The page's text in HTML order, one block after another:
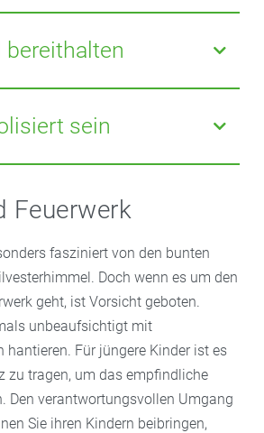
sollten Sie keinesfalls noch
Sie diese im
Regung zu sehen, kippen Sie
Wasser darüber und
Grund für die Fehlzündung
geeignetes Löschmittel wie einen
oder einen Feuerlöscher in
sein
und Feuerwerk verträgt sich
Feuerwerk
fasziniert von den bunten
Doch wenn es um den
geht, ist Vorsicht geboten.
unbeaufsichtigt mit
hantieren. Für jüngere Kinder ist es
zu tragen, um das empfindliche
Den verantwortungsvollen Umgang
Sie ihren Kindern beibringen,